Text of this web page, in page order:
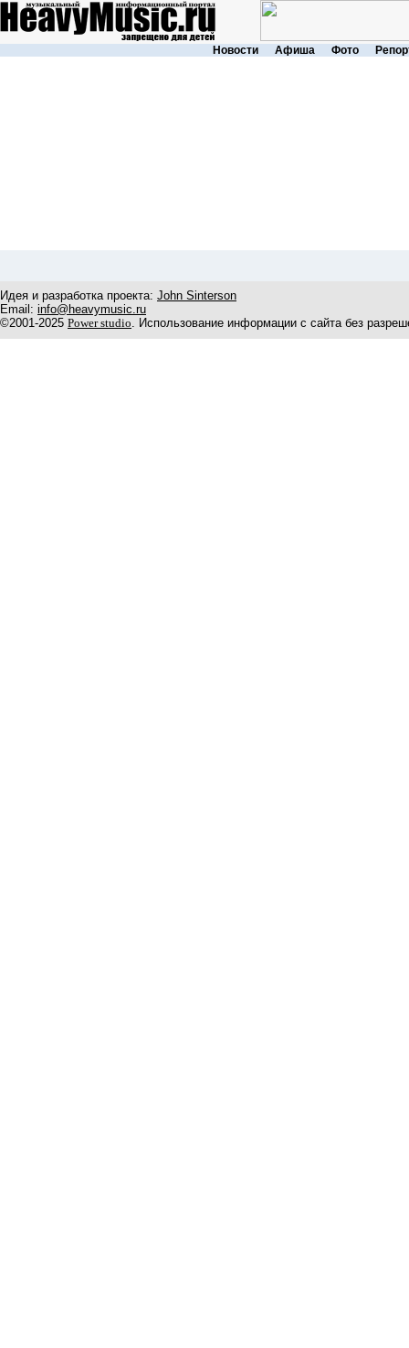
Новости Афиша Фото
Идея и разработка проекта: John Sinterson
Email: info@heavymusic.ru
©2001-2025 Power studio. Использование информации с сайта без